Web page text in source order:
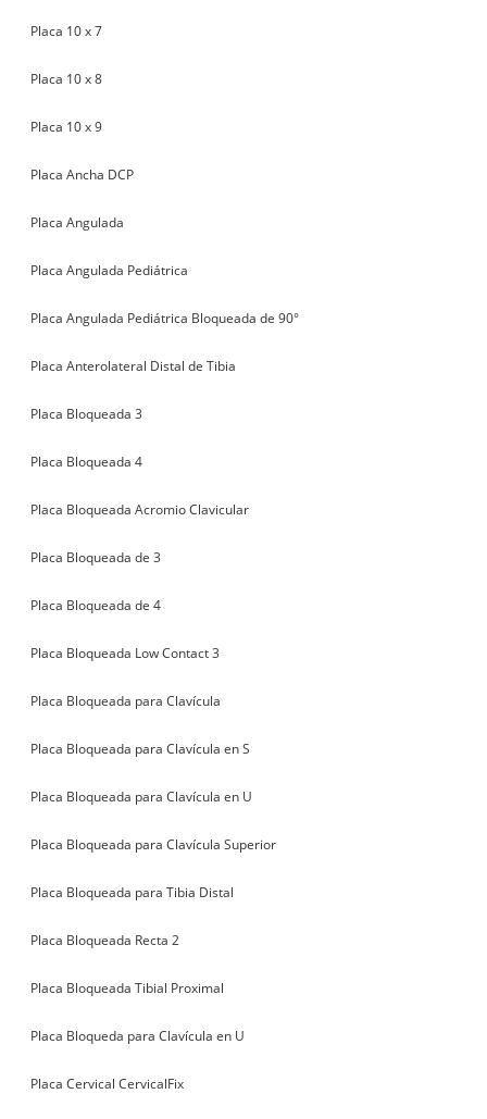
Placa 10 x 7
Placa 10 x 8
Placa 10 x 9
Placa Ancha DCP
Placa Angulada
Placa Angulada Pediátrica
Placa Angulada Pediátrica Bloqueada de 90°
Placa Anterolateral Distal de Tibia
Placa Bloqueada 3
Placa Bloqueada 4
Placa Bloqueada Acromio Clavicular
Placa Bloqueada de 3
Placa Bloqueada de 4
Placa Bloqueada Low Contact 3
Placa Bloqueada para Clavícula
Placa Bloqueada para Clavícula en S
Placa Bloqueada para Clavícula en U
Placa Bloqueada para Clavícula Superior
Placa Bloqueada para Tibia Distal
Placa Bloqueada Recta 2
Placa Bloqueada Tibial Proximal
Placa Bloqueda para Clavícula en U
Placa Cervical CervicalFix